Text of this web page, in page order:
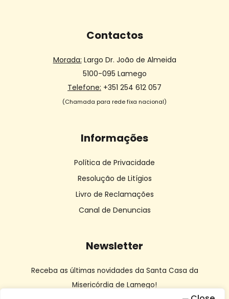
Contactos
Morada: Largo Dr. João de Almeida
5100-095 Lamego
Telefone: +351 254 612 057
(Chamada para rede fixa nacional)
Informações
Política de Privacidade
Resolução de Litígios
Livro de Reclamações
Canal de Denuncias
Newsletter
Receba as últimas novidades da Santa Casa da
Misericórdia de Lamego!